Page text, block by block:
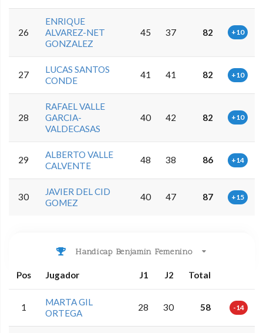
26
ENRIQUE
ALVAREZ-NET
GONZALEZ
45 37 82 +10
27
LUCAS SANTOS
CONDE
41 41 82 +10
28
RAFAEL VALLE
GARCIA-
VALDECASAS
40 42 82 +10
29
ALBERTO VALLE
CALVENTE
48 38 86 +14
30
JAVIER DEL CID
GOMEZ
40 47 87 +15
Handicap Benjamin Femenino
Pos Jugador J1 J2 Total
1
MARTA GIL
ORTEGA
28 30 58 -14